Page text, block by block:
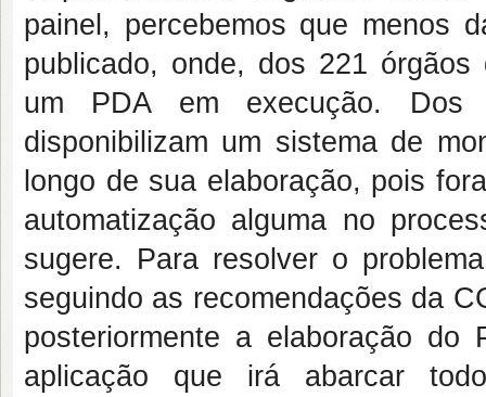
painel, percebemos que menos
publicado, onde, dos 221
um PDA em execução. Dos
disponibilizam um sistema de
longo de sua elaboração, pois
automatização alguma no
sugere. Para resolver o
seguindo as recomendações da
posteriormente a elaboração do
aplicação que irá abarcar